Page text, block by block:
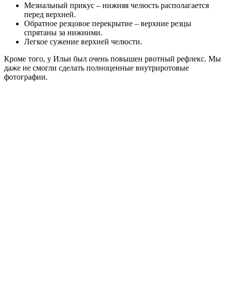
Мезиальный прикус – нижняя челюсть располагается
перед верхней.
Обратное резцовое перекрытие – верхние резцы
спрятаны за нижними.
Легкое сужение верхней челюсти.
Кроме того, у Ильи был очень повышен рвотный рефлекс. Мы
даже не смогли сделать полноценные внутриротовые
фотографии.